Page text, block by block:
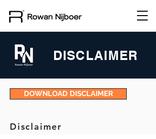
DISCLAIMER
DOWNLOAD DISCLAIMER
Disclaimer